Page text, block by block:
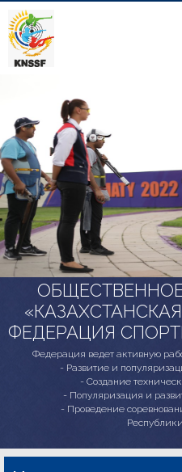
ФЕДЕРАЦИЯ
Федерация ведет активную
- Развитие и
- Создание
- Популяризация и
- Проведение